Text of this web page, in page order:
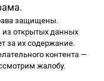
защищены.
открытых данных
за их содержание.
контента —
жалобу.